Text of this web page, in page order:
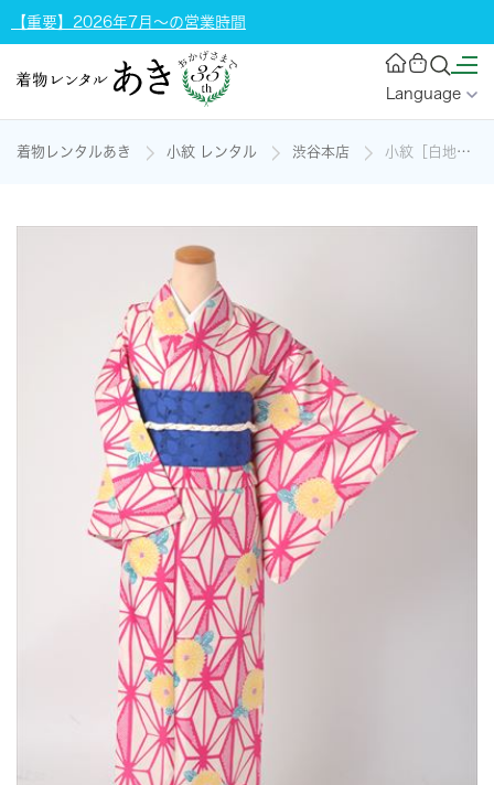
【重要】2026年7月～の営業時間
Language
着物レンタルあき 小紋 レンタル 渋谷本店 小紋［白地の麻の葉模様］の着物レンタル